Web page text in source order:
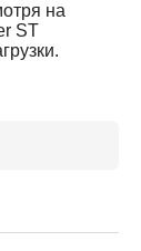
на
ST